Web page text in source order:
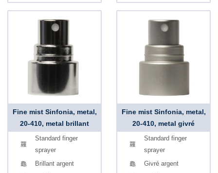
Fine mist Sinfonia, metal,
20-410, metal brillant
Standard finger
sprayer
Brillant argent
Fine mist Sinfonia, metal,
20-410, metal givré
Standard finger
sprayer
Givré argent